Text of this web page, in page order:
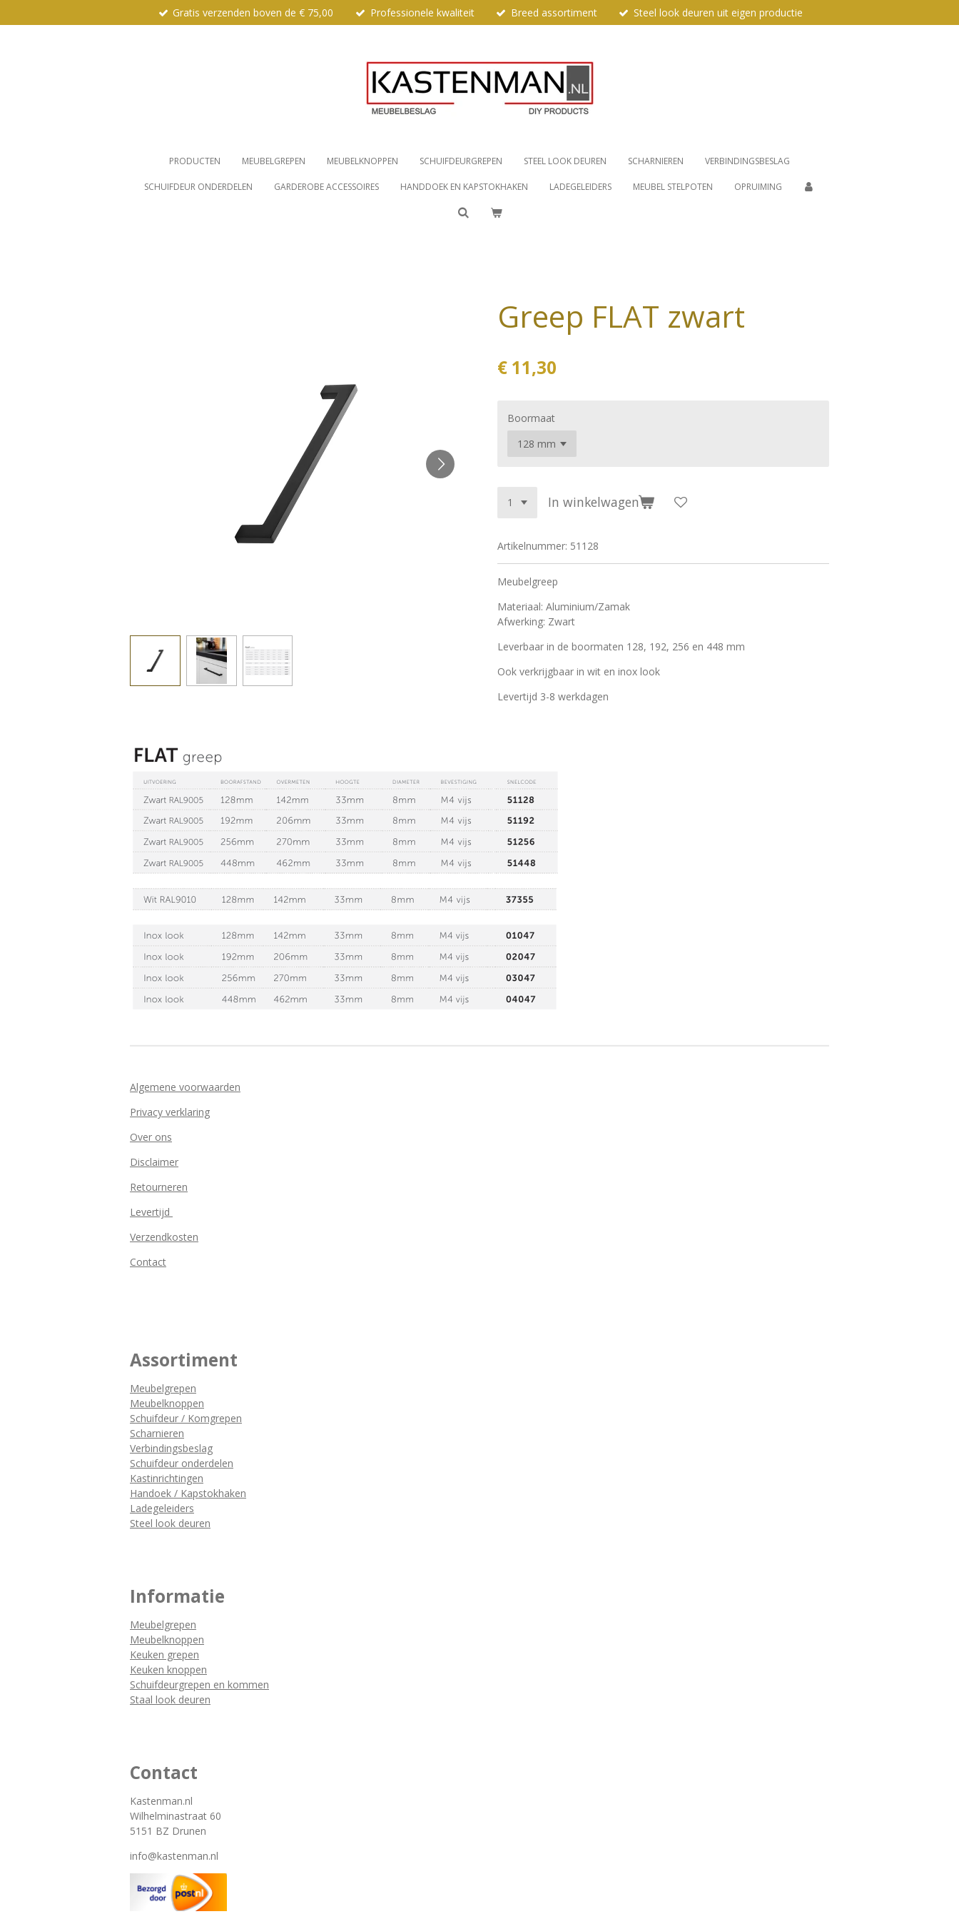
direct
Gratis verzenden boven de € 75,00 Professionele kwaliteit Breed assortiment Steel look deuren uit eigen productie
PRODUCTEN MEUBELGREPEN MEUBELKNOPPEN SCHUIFDEURGREPEN STEEL LOOK DEUREN SCHARNIEREN VERBINDINGSBESLAG
SCHUIFDEUR ONDERDELEN GARDEROBE ACCESSOIRES HANDDOEK EN KAPSTOKHAKEN LADEGELEIDERS MEUBEL STELPOTEN OPRUIMING
Greep FLAT zwart
€ 11,30
Boormaat
In winkelwagen
Artikelnummer: 51128
Meubelgreep
Materiaal: Aluminium/Zamak
Afwerking: Zwart
Leverbaar in de boormaten 128, 192, 256 en 448 mm
Ook verkrijgbaar in wit en inox look
Levertijd 3-8 werkdagen
Algemene voorwaarden
Privacy verklaring
Over ons
Disclaimer
Retourneren
Levertijd
Verzendkosten
Contact
Assortiment
Meubelgrepen
Meubelknoppen
Schuifdeur / Komgrepen
Scharnieren
Verbindingsbeslag
Schuifdeur onderdelen
Kastinrichtingen
Handoek / Kapstokhaken
Ladegeleiders
Steel look deuren
Informatie
Meubelgrepen
Meubelknoppen
Keuken grepen
Keuken knoppen
Schuifdeurgrepen en kommen
Staal look deuren
Contact
Kastenman.nl
Wilhelminastraat 60
5151 BZ Drunen
info@kastenman.nl